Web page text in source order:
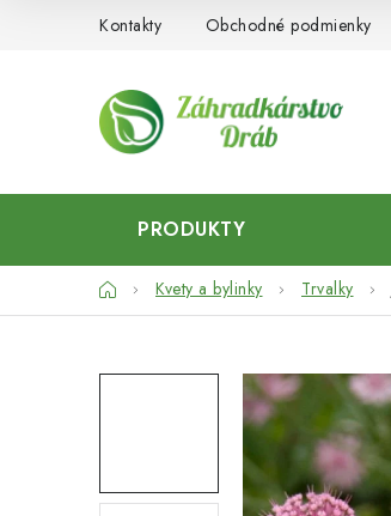
Kontakty Obchodné podmienky
PRODUKTY
DomovKvety a bylinky Trvalky